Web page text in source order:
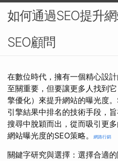
如何通過SEO提升
SEO顧問
在數位時代，擁有一個精心設
至關重要，但要讓更多人找到
擎優化）來提升網站的曝光度
引擎結果中排名的技術手段，
搜尋中脫穎而出，從而吸引更
網站曝光度的SEO策略。
網路行銷
關鍵字研究與選擇：選擇合適的